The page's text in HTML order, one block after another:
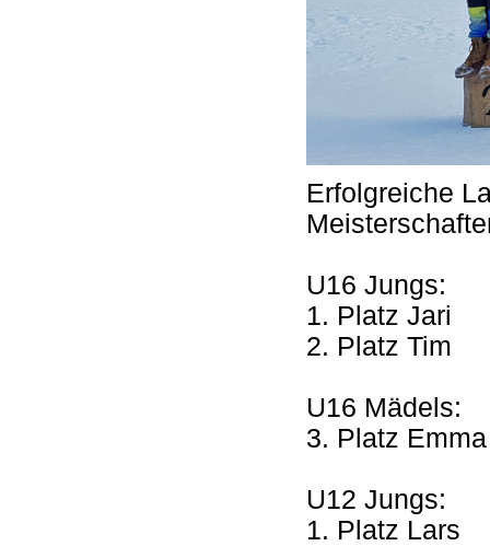
Erfolgreiche
U16 Jungs:
1. Platz Jari
2. Platz Tim
U16 Mädels:
3. Platz Emma
U12 Jungs:
1. Platz Lars